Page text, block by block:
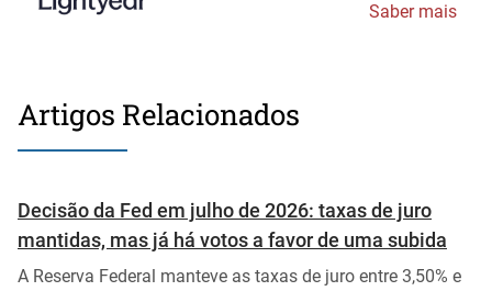
Saber mais
Artigos Relacionados
Decisão da Fed em julho de 2026: taxas de juro
mantidas, mas já há votos a favor de uma subida
A Reserva Federal manteve as taxas de juro entre 3,50% e